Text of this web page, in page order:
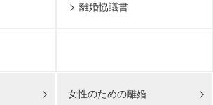
離婚協議書
女性のための離婚